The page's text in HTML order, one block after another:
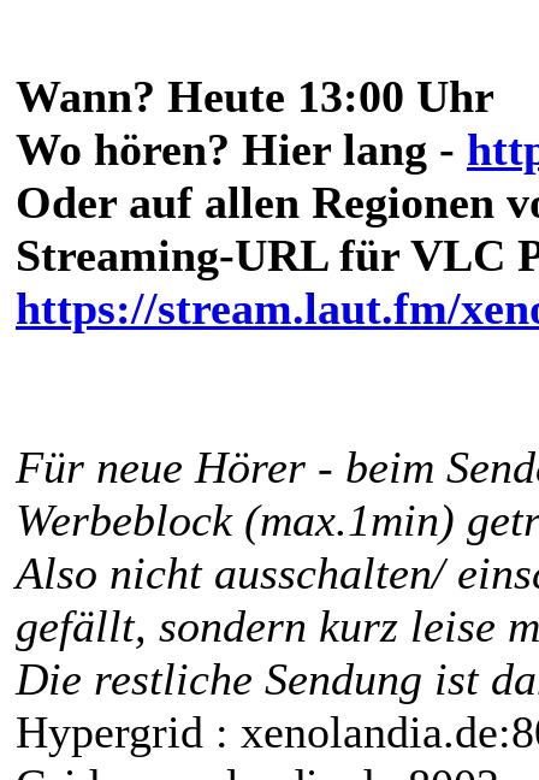
Wann? Heute 13:00 Uhr
Wo hören? Hier lang -
Oder auf allen Regionen
Streaming-URL für VLC
https://stream.laut.fm/
Für neue Hörer - beim
Werbeblock (max.1min)
Also nicht ausschalten/
gefällt, sondern kurz leise
Die restliche Sendung ist
Hypergrid :